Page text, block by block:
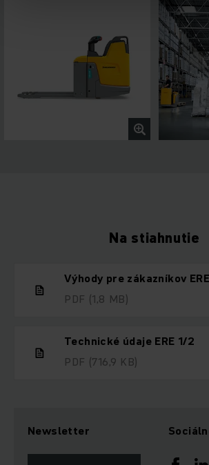
Na stiahnutie
Výhody pre zákazníkov
PDF (1,8 MB)
Technické údaje ERE 1/2
PDF (716,9 KB)
Newsletter